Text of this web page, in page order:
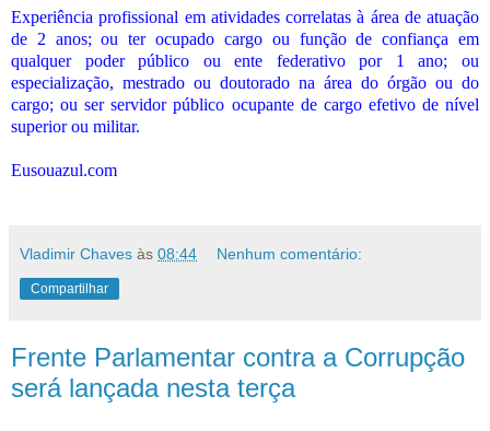
Experiência profissional em atividades correlatas à área de atuação
de 2 anos; ou ter ocupado cargo ou função de confiança em
qualquer poder público ou ente federativo por 1 ano; ou
especialização, mestrado ou doutorado na área do órgão ou do
cargo; ou ser servidor público ocupante de cargo efetivo de nível
superior ou militar.
Eusouazul.com
Vladimir Chaves às 08:44 Nenhum comentário:
Compartilhar
Frente Parlamentar contra a Corrupção
será lançada nesta terça